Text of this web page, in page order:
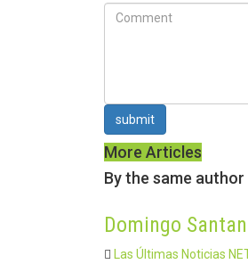
submit
More Articles
By the same author
Domingo
Las Últimas Noticias